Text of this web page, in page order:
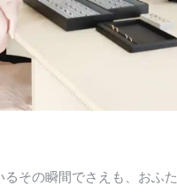
るその瞬間でさえも、おふ